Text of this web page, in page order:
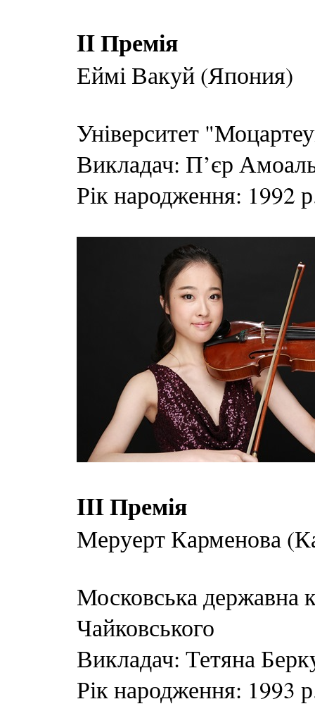
II Премія
Еймі Вакуй (Япония)
Університет
Викладач: П’єр
Рік народження: 1992
III Премія
Меруерт Карменова
Московська державна
Чайковського
Викладач: Тетяна
Рік народження: 1993